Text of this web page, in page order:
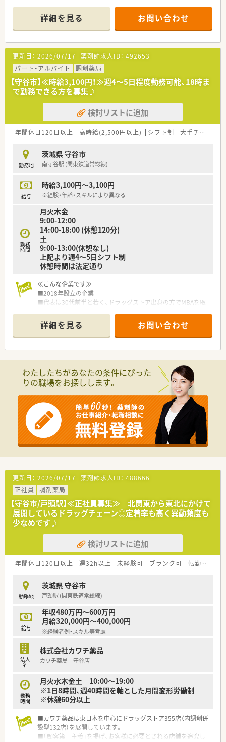
■ピッキング監査システム導入 安全かつ効率良くお仕事でき
ます
詳細を見る お問い合わせ
更新日： 2026/07/17 薬剤師求人ID： 492653
パート・アルバイト
調剤薬局
【守谷市】≪時給3,100円！≫週4～5日程度勤務可能、18時ま
で勤務できる方を募集♪
検討リストに追加
年間休日120日以上 高時給(2,500円以上) シフト制 大手チェーン以外
勤務地
茨城県 守谷市
南守谷駅 (関東鉄道常総線)
給与
時給3,100円～3,100円
※経験・年齢・スキルにより異なる
勤務
時間
月火木金
9:00-12:00
14:00-18:00 (休憩120分)
土
9:00-13:00(休憩なし)
上記より週4～5日シフト制
休憩時間は法定通り
≪こんな企業です≫
■2018年設立の企業
■代表は30代前半と若く、ドラッグストア出身の方でMBAを取
■評価制度が明確化されているため遣り甲斐を持って働ける環
境が整っています
≪こんな薬局です≫
■患者様をお待たせしないよう従業員皆さんがテキパキ動いて
いる活気のある店舗
■週3～4日、混雑時は15分程度の残業が生じます
■マイカー通勤出来ます
≪こんな方にオススメ≫
◇仕事とプライベートのどちらも充実させたい方
◇レセプトや在宅など薬局業務を一通り対応できる方歓迎！
詳細を見る お問い合わせ
わたしたちがあなたの条件にぴった
りの職場をお探しします。
更新日： 2026/07/17 薬剤師求人ID： 488666
正社員
調剤薬局
【守谷市/戸頭駅】≪正社員募集≫ 北関東から東北にかけて
展開しているドラッグチェーン◎定着率も高く異動頻度も
少なめです♪
検討リストに追加
年間休日120日以上 週32h以上 未経験可 ブランク可 転勤なし
勤務地
茨城県 守谷市
戸頭駅 (関東鉄道常総線)
給与
年収480万円～600万円
月給320,000円～400,000円
※経験者例・スキル等考慮
法人
名
株式会社カワチ薬品
カワチ薬局 守谷店
勤務
時間
月火水木金土 10:00～19:00
※1日8時間、週40時間を軸とした月間変形労働制
※休憩60分以上
■カワチ薬品は東日本を中心にドラッグストア355店（内調剤併
設型132店）を展開しています。
■「顧客第一主義」を掲げ、お客様に必要とされる店舗を追究し